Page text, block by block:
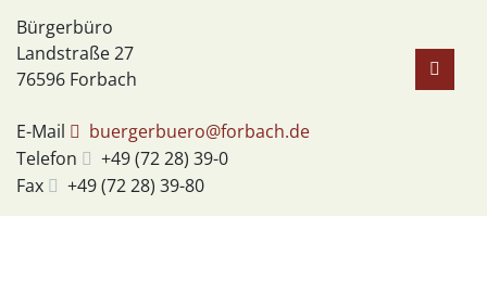
Bürgerbüro
Landstraße 27
76596 Forbach
E-Mail
buergerbuero@forbach.de
Telefon
+49 (7228) 39-0
Fax
+49 (7228) 39-80